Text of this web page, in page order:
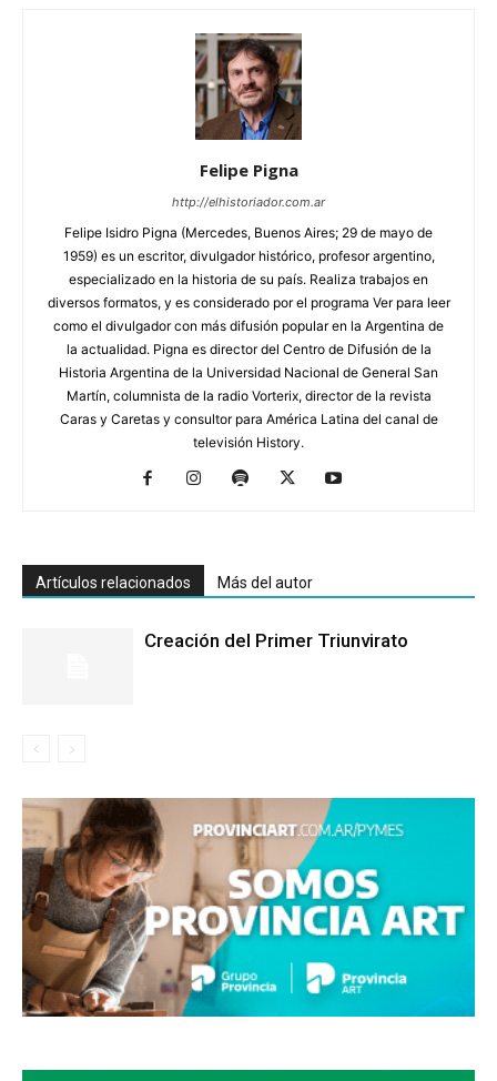
Felipe Pigna
http://elhistoriador.com.ar
Felipe Isidro Pigna (Mercedes, Buenos Aires; 29 de mayo de
1959) es un escritor, divulgador histórico, profesor argentino,
especializado en la historia de su país. Realiza trabajos en
diversos formatos, y es considerado por el programa Ver para leer
como el divulgador con más difusión popular en la Argentina de
la actualidad. Pigna es director del Centro de Difusión de la
Historia Argentina de la Universidad Nacional de General San
Martín, columnista de la radio Vorterix, director de la revista
Caras y Caretas y consultor para América Latina del canal de
televisión History.
Artículos relacionados Más del autor
Creación del Primer Triunvirato